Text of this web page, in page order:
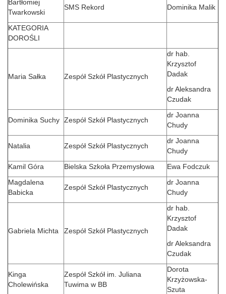
Bartłomiej
Twarkowski
SMS Rekord Dominika Malik
KATEGORIA
DOROŚLI
Maria Sałka Zespół Szkół Plastycznych
dr hab.
Krzysztof
Dadak
dr Aleksandra
Czudak
Dominika Suchy Zespół Szkół Plastycznych
dr Joanna
Chudy
Natalia Zespół Szkół Plastycznych
dr Joanna
Chudy
Kamil Góra
Bielska Szkoła Przemysłowa
Ewa Fodczuk
Magdalena
Babicka
Zespół Szkół Plastycznych
dr Joanna
Chudy
Gabriela Michta Zespół Szkół Plastycznych
dr hab.
Krzysztof
Dadak
dr Aleksandra
Czudak
Kinga
Cholewińska
Zespół Szkół im. Juliana
Tuwima w BB
Dorota
Krzyżowska-
Szuta